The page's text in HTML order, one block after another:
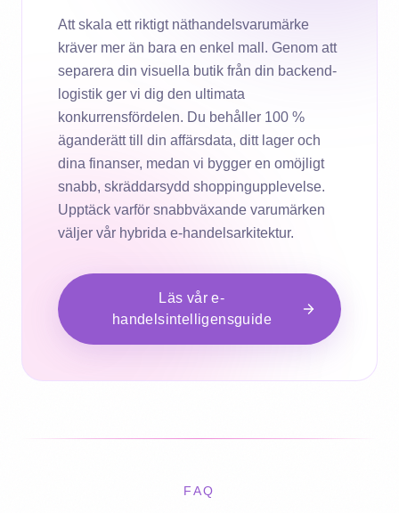
Att skala ett riktigt näthandelsvarumärke
kräver mer än bara en enkel mall. Genom att
separera din visuella butik från din backend-
logistik ger vi dig den ultimata
konkurrensfördelen. Du behåller 100 %
äganderätt till din affärsdata, ditt lager och
dina finanser, medan vi bygger en omöjligt
snabb, skräddarsydd shoppingupplevelse.
Upptäck varför snabbväxande varumärken
väljer vår hybrida e-handelsarkitektur.
Läs vår e-
handelsintelligensguide
FAQ